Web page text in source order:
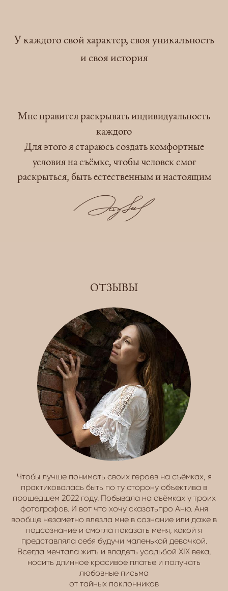
У каждого свой характер, своя уникальность
и своя история
Мне нравится раскрывать индивидуальность
каждого
Для этого я стараюсь создать комфортные
условия на съёмке, чтобы человек смог
раскрыться, быть естественным и настоящим
ОТЗЫВЫ
Чтобы лучше понимать своих героев на съёмках, я
практиковалась быть по ту сторону объектива в
прошедшем 2022 году. Побывала на съёмках у троих
фотографов. И вот что хочу сказатьпро Аню. Аня
вообще незаметно влезла мне в сознание или даже в
подсознание и смогла показать меня, какой я
представляла себя будучи маленькой девочкой.
Всегда мечтала жить и владеть усадьбой XIX века,
носить длинное красивое платье и получать
любовные письма
от тайных поклонников